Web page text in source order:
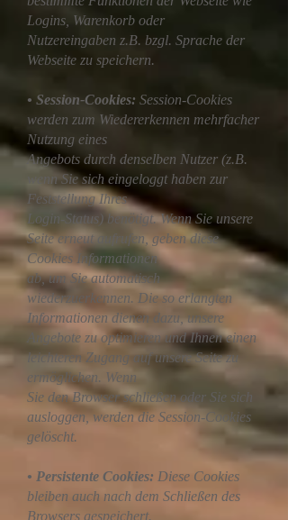
Logins, Warenkorb oder
Nutzereingaben z.B. bzgl. Sprache der
Webseite zu speichern.
• Session-Cookies: Session-Cookies
werden zum Wiedererkennen mehrfacher
Nutzung eines
Angebots durch denselben Nutzer (z.B.
wenn Sie sich eingeloggt haben zur
Feststellung Ihres
Login-Status) benötigt. Wenn Sie unsere
Seite erneut aufrufen, geben diese
Cookies Informationen
ab, um Sie automatisch
wiederzuerkennen. Die so erlangten
Informationen dienen dazu, unsere
Angebote zu optimieren und Ihnen einen
leichteren Zugang auf unsere Seite zu
ermöglichen. Wenn
Sie den Browser schließen oder Sie sich
ausloggen, werden die Session-Cookies
gelöscht.
• Persistente Cookies: Diese Cookies
bleiben auch nach dem Schließen des
Browsers gespeichert.